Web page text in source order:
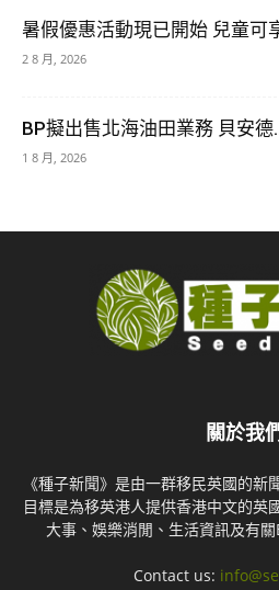
暑假優惠活動現已開始 兒童可
2 8 月, 2026
BP擬出售北海油田業務 貝安德
1 8 月, 2026
關於我
《種子新聞》是由一群移民英國的新
目標是為移英港人提供香港中文的英
大事、娛樂消閒、生活資訊及有
Contact us: